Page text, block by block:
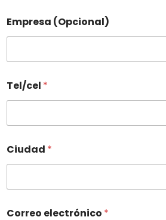
Empresa (Opcional)
Tel/cel *
Ciudad *
Correo electrónico *